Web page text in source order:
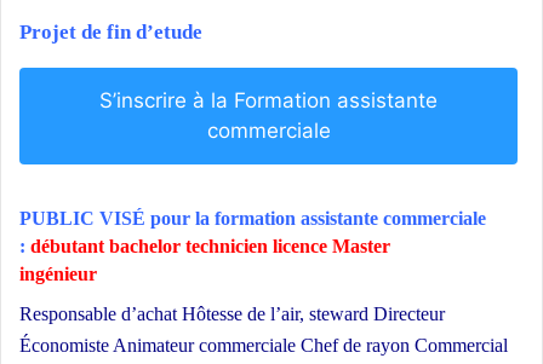
Projet de fin d’etude
S’inscrire à la Formation assistante
commerciale
PUBLIC VISÉ pour la formation assistante commerciale
: débutant bachelor technicien licence Master
ingénieur
Responsable d’achat Hôtesse de l’air, steward Directeur
Économiste Animateur commerciale Chef de rayon Commercial